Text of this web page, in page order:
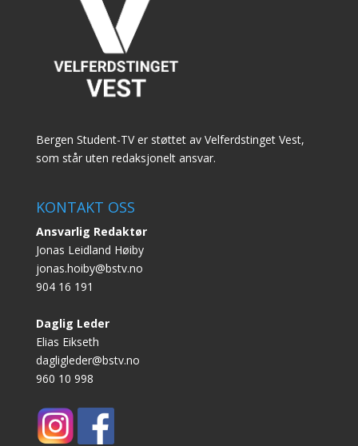
Bergen Student-TV er støttet av Velferdstinget Vest,
som står uten redaksjonelt ansvar.
KONTAKT OSS
Ansvarlig Redaktør
Jonas Leidland Høiby
jonas.hoiby@bstv.no
904 16 191
Daglig Leder
Elias Eikseth
dagligleder@bstv.no
960 10 998